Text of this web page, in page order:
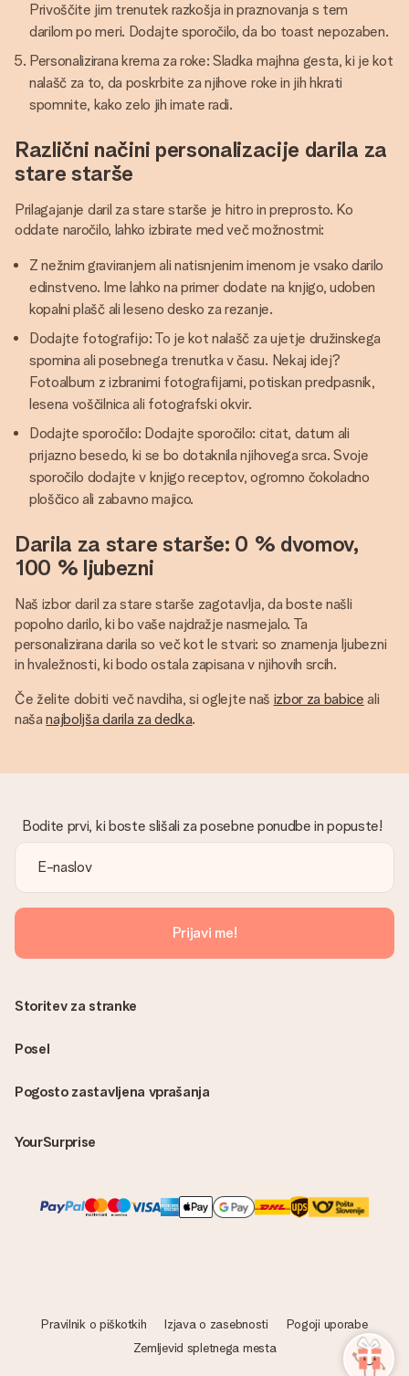
Privoščite jim trenutek razkošja in praznovanja s tem
darilom po meri. Dodajte sporočilo, da bo toast nepozaben.
Personalizirana krema za roke: Sladka majhna gesta, ki je kot
nalašč za to, da poskrbite za njihove roke in jih hkrati
spomnite, kako zelo jih imate radi.
Različni načini personalizacije darila za
stare starše
Prilagajanje daril za stare starše je hitro in preprosto. Ko
oddate naročilo, lahko izbirate med več možnostmi:
Z nežnim graviranjem ali natisnjenim imenom je vsako darilo
edinstveno. Ime lahko na primer dodate na knjigo, udoben
kopalni plašč ali leseno desko za rezanje.
Dodajte fotografijo: To je kot nalašč za ujetje družinskega
spomina ali posebnega trenutka v času. Nekaj idej?
Fotoalbum z izbranimi fotografijami, potiskan predpasnik,
lesena voščilnica ali fotografski okvir.
Dodajte sporočilo: Dodajte sporočilo: citat, datum ali
prijazno besedo, ki se bo dotaknila njihovega srca. Svoje
sporočilo dodajte v knjigo receptov, ogromno čokoladno
ploščico ali zabavno majico.
Darila za stare starše: 0 % dvomov,
100 % ljubezni
Naš izbor daril za stare starše zagotavlja, da boste našli
popolno darilo, ki bo vaše najdražje nasmejalo. Ta
personalizirana darila so več kot le stvari: so znamenja ljubezni
in hvaležnosti, ki bodo ostala zapisana v njihovih srcih.
Če želite dobiti več navdiha, si oglejte naš izbor za babice ali
našanajboljša darila za dedka.
Bodite prvi, ki boste slišali za posebne ponudbe in popuste!
Prijavi me!
Pogosto zastavljena vprašanja
YourSurprise
Storitev za stranke
Posel
Pravilnik o piškotkih Izjava o zasebnosti
Pogoji uporabe
Zemljevid spletnega mesta